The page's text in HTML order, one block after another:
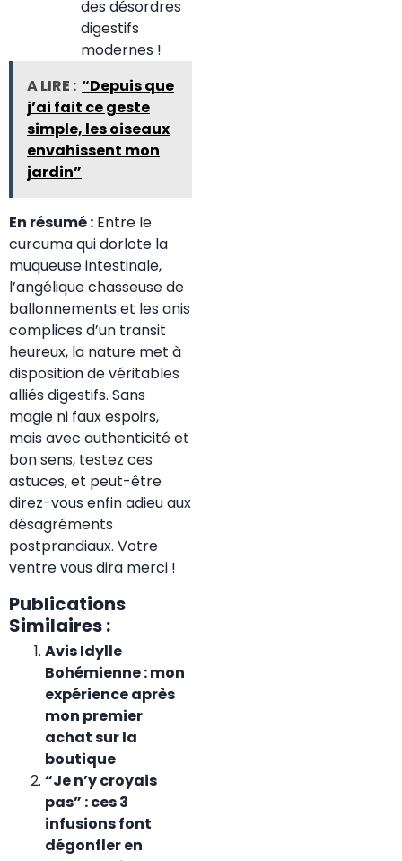
des désordres
digestifs
modernes !
A LIRE : “Depuis que
j’ai fait ce geste
simple, les oiseaux
envahissent mon
jardin”
En résumé : Entre le
curcuma qui dorlote la
muqueuse intestinale,
l’angélique chasseuse de
ballonnements et les anis
complices d’un transit
heureux, la nature met à
disposition de véritables
alliés digestifs. Sans
magie ni faux espoirs,
mais avec authenticité et
bon sens, testez ces
astuces, et peut-être
direz-vous enfin adieu aux
désagréments
postprandiaux. Votre
ventre vous dira merci !
Publications
Similaires :
Avis Idylle
Bohémienne : mon
expérience après
mon premier
achat sur la
boutique
“Je n’y croyais
pas” : ces 3
infusions font
dégonfler en